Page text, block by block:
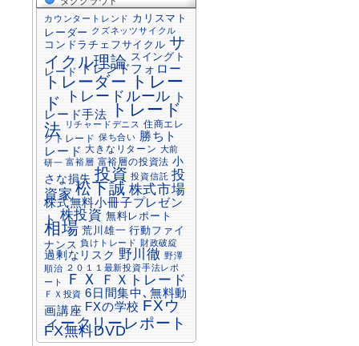
カウンタートレンド カリスマト
レーダー クズネッツサイクル
コンドラチェフサイクル サ
イクル理論 スイングト
レード トレンドフォロー
トレーダー トレー
ド トレードルール ト
レード手法 トレード
法 リチャードデニス 住商エレ
クトレード 保ち合い 勝ちト
レード 大きなリターン 大前
研一 富裕層 富裕層の投資法 小
さな損失 投資 投資信託 投
資家 松下誠 株式市場
株式無料小冊子プレゼン
ト 株投資 無料レポート
相場 荒川雄一 行動ファイ
ナンス 負けトレード 財政破綻
過剰なリスク 野川徹 野澤
順治 ２０１１最新投資手法レポ
ート ＦＸ ＦＸトレード
ＦＸ投資 6日間集中､無料動
画講座 FXの学校 FXウ
ィークリーレポート
FX無料DVD